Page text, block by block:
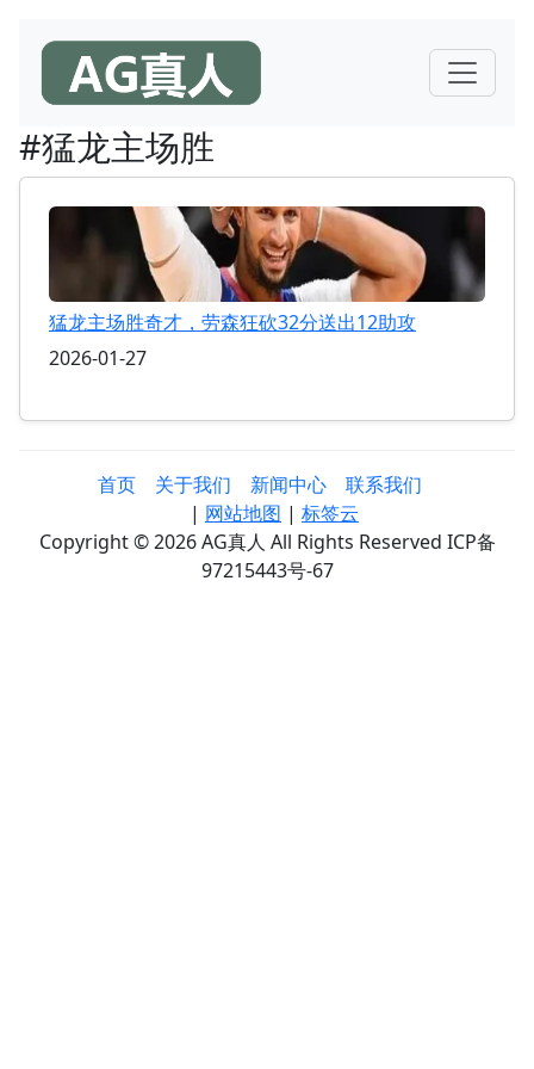
#猛龙主场胜
猛龙主场胜奇才，劳森狂砍32分送出12助攻
2026-01-27
首页 关于我们 新闻中心
联系我们
| 网站地图 | 标签云
Copyright © 2026 AG真人 All Rights Reserved ICP备
97215443号-67